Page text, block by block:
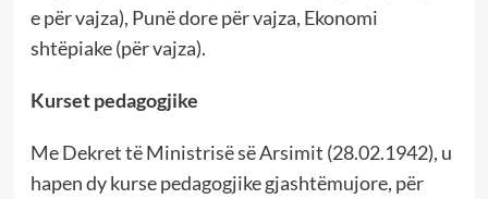
e për vajza), Punë dore për vajza, Ekonomi
shtëpiake (për vajza).
Kurset pedagogjike
Me Dekret të Ministrisë së Arsimit (28.02.1942), u
hapen dy kurse pedagogjike gjashtëmujore, për